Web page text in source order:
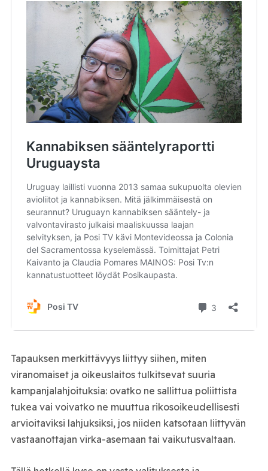
Tapauksen merkittävyys liittyy siihen, miten
viranomaiset ja oikeuslaitos tulkitsevat suuria
kampanjalahjoituksia: ovatko ne sallittua poliittista
tukea vai voivatko ne muuttua rikosoikeudellisesti
arvioitaviksi lahjuksiksi, jos niiden katsotaan liittyvän
vastaanottajan virka-asemaan tai vaikutusvaltaan.